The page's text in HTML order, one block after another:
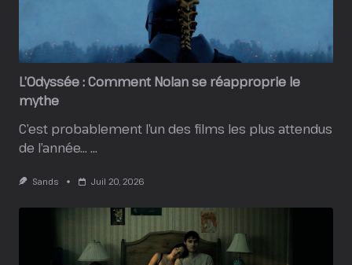
L’Odyssée : Comment Nolan se réapproprie le
mythe
C’est probablement l’un des films les plus attendus
de l’année… ...
Sands Juil 20, 2026